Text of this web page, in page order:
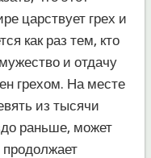
царствует грех и
как раз тем, кто
и отдачу
грехом. На месте
из тысячи
раньше, может